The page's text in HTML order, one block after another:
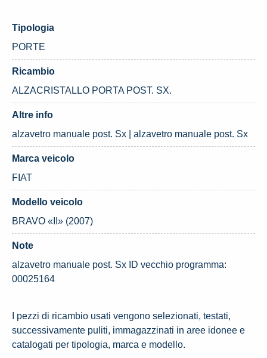
Tipologia
PORTE
Ricambio
ALZACRISTALLO PORTA POST. SX.
Altre info
alzavetro manuale post. Sx | alzavetro manuale post. Sx
Marca veicolo
FIAT
Modello veicolo
BRAVO «II» (2007)
Note
alzavetro manuale post. Sx ID vecchio programma:
00025164
I pezzi di ricambio usati vengono selezionati, testati,
successivamente puliti, immagazzinati in aree idonee e
catalogati per tipologia, marca e modello.